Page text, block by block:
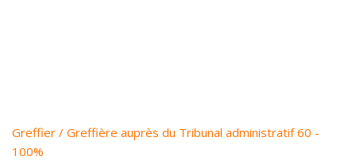
Greffier / Greffière auprès du Tribunal administratif 60 -
100%